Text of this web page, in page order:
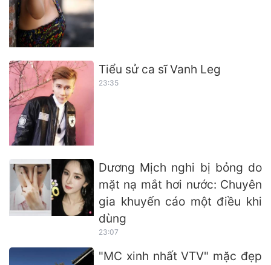
Tiểu sử ca sĩ Vanh Leg
23:35
Dương Mịch nghi bị bỏng do
mặt nạ mắt hơi nước: Chuyên
gia khuyến cáo một điều khi
dùng
23:07
"MC xinh nhất VTV" mặc đẹp